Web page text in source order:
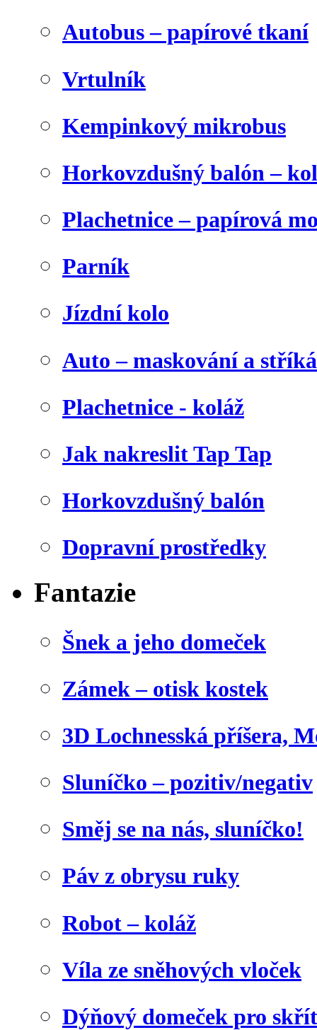
Autobus – papírové tkaní
Vrtulník
Kempinkový mikrobus
Horkovzdušný balón –
Plachetnice – papírová
Parník
Jízdní kolo
Auto – maskování a
Plachetnice - koláž
Jak nakreslit Tap Tap
Horkovzdušný balón
Dopravní prostředky
Fantazie
Šnek a jeho domeček
Zámek – otisk kostek
3D Lochnesská příšera,
Sluníčko – pozitiv/negativ
Směj se na nás, sluníčko!
Páv z obrysu ruky
Robot – koláž
Víla ze sněhových vloček
Dýňový domeček pro